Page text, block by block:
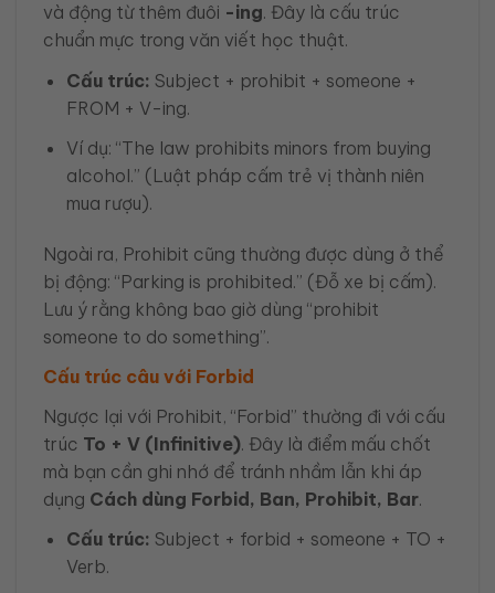
và động từ thêm đuôi -ing. Đây là cấu trúc
chuẩn mực trong văn viết học thuật.
Cấu trúc: Subject + prohibit + someone +
FROM + V-ing.
Ví dụ: “The law prohibits minors from buying
alcohol.” (Luật pháp cấm trẻ vị thành niên
mua rượu).
Ngoài ra, Prohibit cũng thường được dùng ở thể
bị động: “Parking is prohibited.” (Đỗ xe bị cấm).
Lưu ý rằng không bao giờ dùng “prohibit
someone to do something”.
Cấu trúc câu với Forbid
Ngược lại với Prohibit, “Forbid” thường đi với cấu
trúc To + V (Infinitive). Đây là điểm mấu chốt
mà bạn cần ghi nhớ để tránh nhầm lẫn khi áp
dụng Cách dùng Forbid, Ban, Prohibit, Bar.
Cấu trúc: Subject + forbid + someone + TO +
Verb.